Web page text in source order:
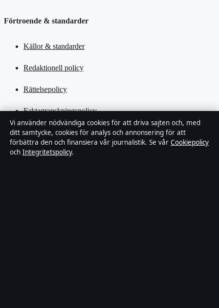
Förtroende & standarder
Källor & standarder
Redaktionell policy
Rättelsepolicy
Faktagranskningspolicy
Ägande & finansiering
Integritetspolicy
Vi använder nödvändiga cookies för att driva sajten och, med
ditt samtycke, cookies för analys och annonsering för att
förbättra den och finansiera vår journalistik. Se vår Cookiepolicy
och Integritetspolicy.